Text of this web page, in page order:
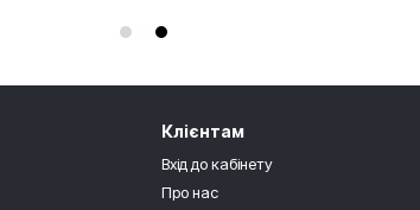
Клієнтам
Вхід до кабінету
Про нас